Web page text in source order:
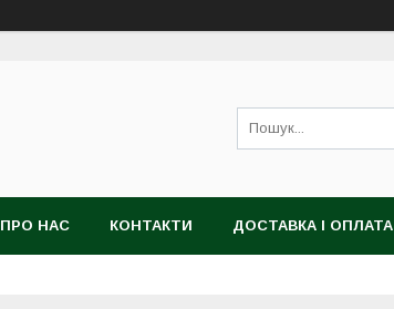
ПРО НАС КОНТАКТИ ДОСТАВКА І ОПЛАТА